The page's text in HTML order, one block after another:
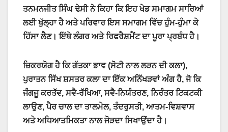
ਤਨਮਨਜੀਤ ਸਿੰਘ ਢੇਸੀ ਨੇ ਕਿਹਾ ਕਿ ਇਹ ਖੇਡ ਸਮਾਗਮ ਸਾਰਿਆਂ
ਲਈ ਖੁੱਲ੍ਹਾ ਹੈ ਅਤੇ ਪਰਿਵਾਰ ਇਸ ਸਮਾਗਮ ਵਿੱਚ ਹੁੰਮ-ਹੁੰਮਾ ਕੇ
ਹਿੱਸਾ ਲੈਣ। ਇੱਥੇ ਲੰਗਰ ਅਤੇ ਰਿਫਰੈਸ਼ਮੈਂਟ ਦਾ ਪੂਰਾ ਪ੍ਰਬੰਧ ਹੈ।
ਜ਼ਿਕਰਯੋਗ ਹੈ ਕਿ ਗੱਤਕਾ ਭਾਵ (ਸੋਟੀ ਨਾਲ ਲੜਨ ਦੀ ਕਲਾ),
ਪੁਰਾਤਨ ਸਿੱਖ ਸ਼ਸਤਰ ਕਲਾ ਦਾ ਇੱਕ ਅਨਿੱਖੜਵਾਂ ਅੰਗ ਹੈ, ਜੋ ਕਿ
ਜੰਗਜੂ ਕਰਤੱਵ, ਸਵੈ-ਰੱਖਿਆ, ਸਵੈ-ਨਿਯੰਤਰਣ, ਨਿਰੰਤਰ ਟਿਕਟਕੀ
ਲਾਉਣ, ਪੈਰ ਚਾਲ ਦਾ ਤਾਲਮੇਲ, ਤੰਦਰੁਸਤੀ, ਆਤਮ-ਵਿਸ਼ਵਾਸ
ਅਤੇ ਅਧਿਆਤਮਿਕਤਾ ਨਾਲ ਜੋੜਦਾ ਸਿਖਾਉਂਦਾ ਹੈ।